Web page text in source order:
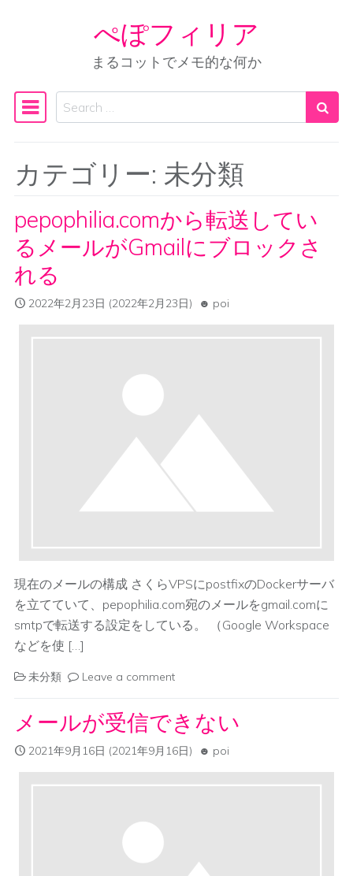
Skip to content
ぺぽフィリア
まるコットでメモ的な何か
Main Navigation
Search
カテゴリー: 未分類
pepophilia.comから転送してい
るメールがGmailにブロックさ
れる
2022年2月23日 (2022年2月23日) poi
現在のメールの構成 さくらVPSにpostfixのDockerサーバ
を立てていて、pepophilia.com宛のメールをgmail.comに
smtpで転送する設定をしている。 （Google Workspace
などを使 […]
未分類 Leave a comment
メールが受信できない
2021年9月16日 (2021年9月16日) poi